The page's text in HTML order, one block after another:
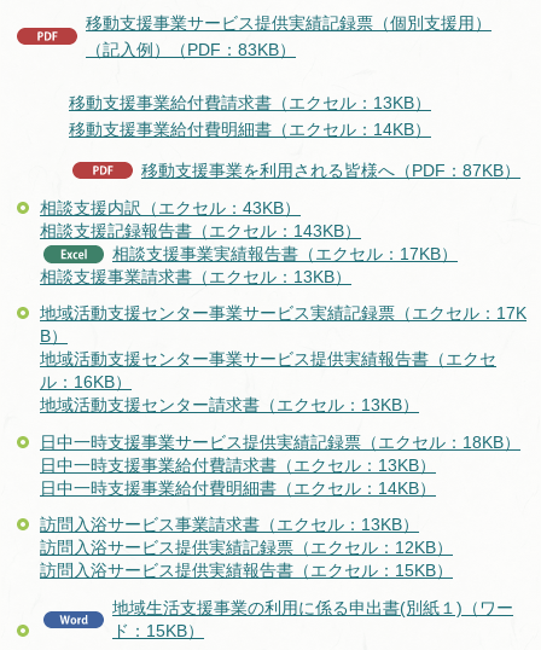
移動支援事業サービス提供実績記録票（個別支援用）
（記入例）（PDF：83KB）
移動支援事業給付費請求書（エクセル：13KB）
移動支援事業給付費明細書（エクセル：14KB）
移動支援事業を利用される皆様へ（PDF：87KB）
相談支援内訳（エクセル：43KB）
相談支援記録報告書（エクセル：143KB）
相談支援事業実績報告書（エクセル：17KB）
相談支援事業請求書（エクセル：13KB）
地域活動支援センター事業サービス実績記録票（エクセル：17K
B）
地域活動支援センター事業サービス提供実績報告書（エクセ
ル：16KB）
地域活動支援センター請求書（エクセル：13KB）
日中一時支援事業サービス提供実績記録票（エクセル：18KB）
日中一時支援事業給付費請求書（エクセル：13KB）
日中一時支援事業給付費明細書（エクセル：14KB）
訪問入浴サービス事業請求書（エクセル：13KB）
訪問入浴サービス提供実績記録票（エクセル：12KB）
訪問入浴サービス提供実績報告書（エクセル：15KB）
地域生活支援事業の利用に係る申出書(別紙１)（ワー
ド：15KB）